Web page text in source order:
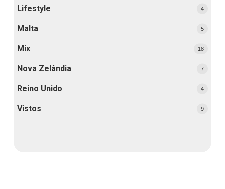
Lifestyle 4
Malta 5
Mix 18
Nova Zelândia 7
Reino Unido 4
Vistos 9